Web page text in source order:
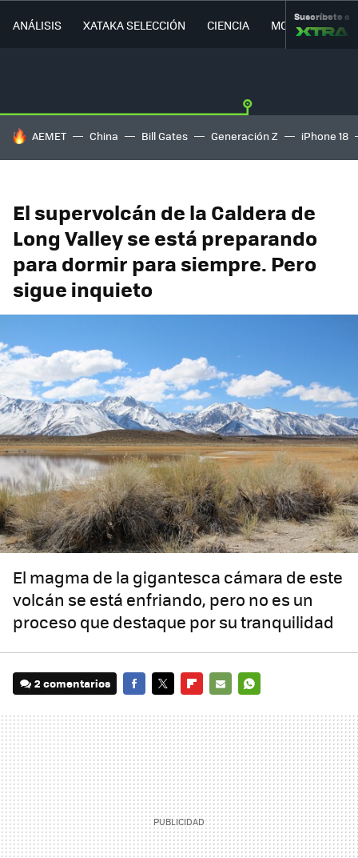
ANÁLISIS XATAKA SELECCIÓN CIENCIA MOVILIDAD
Suscríbete a
HOY SE HABLA DE
AEMET China Bill Gates Generación Z iPhone 18
El supervolcán de la Caldera de
Long Valley se está preparando
para dormir para siempre. Pero
sigue inquieto
El magma de la gigantesca cámara de este
volcán se está enfriando, pero no es un
proceso que destaque por su tranquilidad
2 comentarios
MAIL